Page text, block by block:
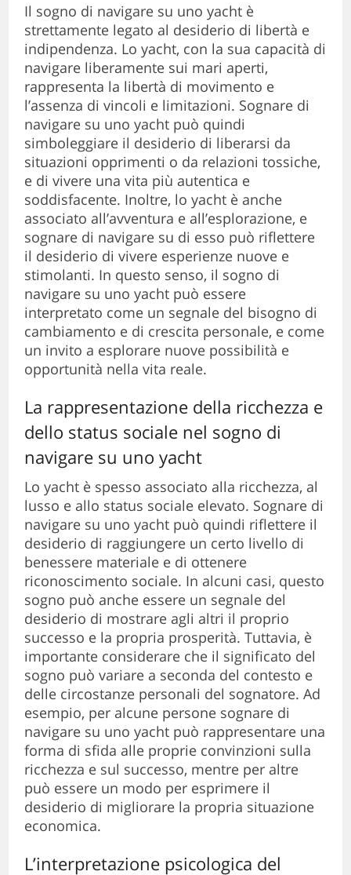
Il sogno di navigare su uno yacht è
strettamente legato al desiderio di libertà e
indipendenza. Lo yacht, con la sua capacità di
navigare liberamente sui mari aperti,
rappresenta la libertà di movimento e
l’assenza di vincoli e limitazioni. Sognare di
navigare su uno yacht può quindi
simboleggiare il desiderio di liberarsi da
situazioni opprimenti o da relazioni tossiche,
e di vivere una vita più autentica e
soddisfacente. Inoltre, lo yacht è anche
associato all’avventura e all’esplorazione, e
sognare di navigare su di esso può riflettere
il desiderio di vivere esperienze nuove e
stimolanti. In questo senso, il sogno di
navigare su uno yacht può essere
interpretato come un segnale del bisogno di
cambiamento e di crescita personale, e come
un invito a esplorare nuove possibilità e
opportunità nella vita reale.
La rappresentazione della ricchezza e
dello status sociale nel sogno di
navigare su uno yacht
Lo yacht è spesso associato alla ricchezza, al
lusso e allo status sociale elevato. Sognare di
navigare su uno yacht può quindi riflettere il
desiderio di raggiungere un certo livello di
benessere materiale e di ottenere
riconoscimento sociale. In alcuni casi, questo
sogno può anche essere un segnale del
desiderio di mostrare agli altri il proprio
successo e la propria prosperità. Tuttavia, è
importante considerare che il significato del
sogno può variare a seconda del contesto e
delle circostanze personali del sognatore. Ad
esempio, per alcune persone sognare di
navigare su uno yacht può rappresentare una
forma di sfida alle proprie convinzioni sulla
ricchezza e sul successo, mentre per altre
può essere un modo per esprimere il
desiderio di migliorare la propria situazione
economica.
L’interpretazione psicologica del